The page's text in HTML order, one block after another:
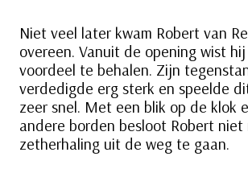
Niet veel later kwam Robert van
overeen. Vanuit de opening wist
voordeel te behalen. Zijn
verdedigde erg sterk en speelde
zeer snel. Met een blik op de klok
andere borden besloot Robert niet
zetherhaling uit de weg te gaan.